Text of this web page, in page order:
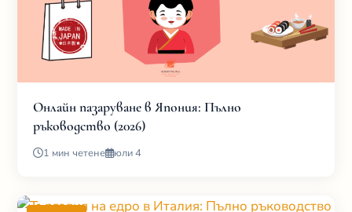
Онлайн пазаруване в Япония: Пълно
ръководство (2026)
1 мин четене юли 4